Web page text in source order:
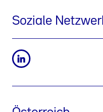
Soziale